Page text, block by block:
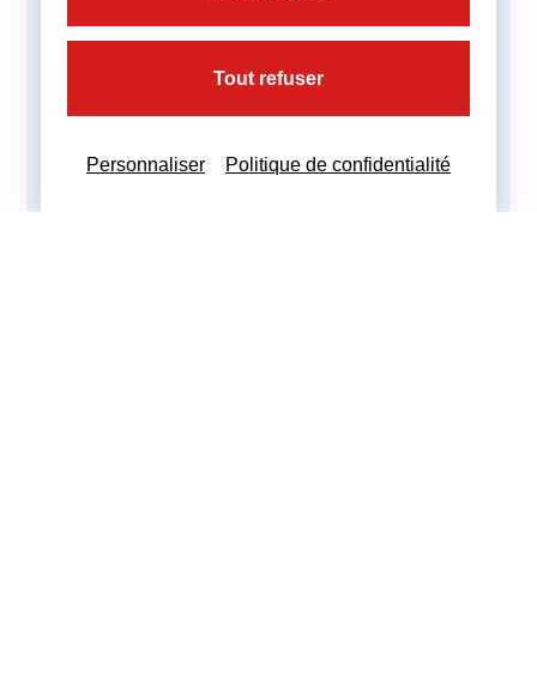
Partagez cette actualité :
Tout refuser
Personnaliser Politique de confidentialité